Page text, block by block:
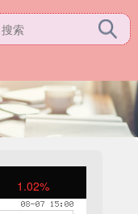
1.02%